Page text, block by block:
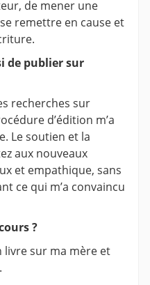
de mener une
remettre en cause et
de publier sur
recherches sur
d’édition m’a
Le soutien et la
aux nouveaux
et empathique, sans
ce qui m’a convaincu
?
livre sur ma mère et